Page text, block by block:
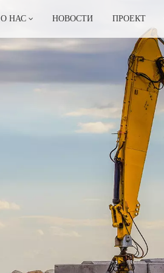
О НАС НОВОСТИ ПРОЕКТ